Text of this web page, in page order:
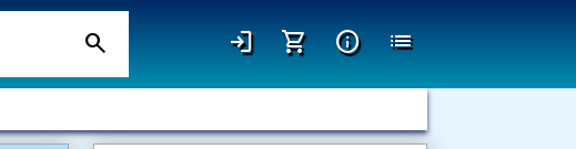
search login shopping_cart info list